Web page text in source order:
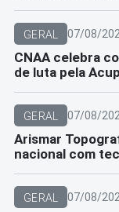
GERAL 07/08/
CNAA celebra
de luta pela
GERAL 07/08/
Arismar
nacional com
GERAL 07/08/